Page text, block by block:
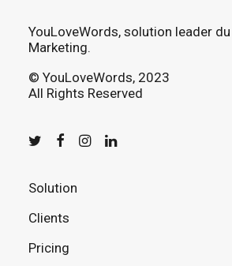
YouLoveWords, solution leader
Marketing.
© YouLoveWords, 2023
All Rights Reserved
Solution
Clients
Pricing